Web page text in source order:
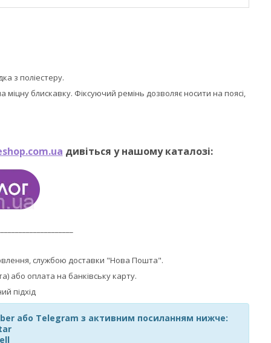
з поліестеру.
блискавку. Фіксуючий ремінь дозволяє носити на поясі,
дивіться у нашому каталозі:
службою доставки "Нова Пошта".
або оплата на банківську карту.
або Telegram з активним посиланням нижче: